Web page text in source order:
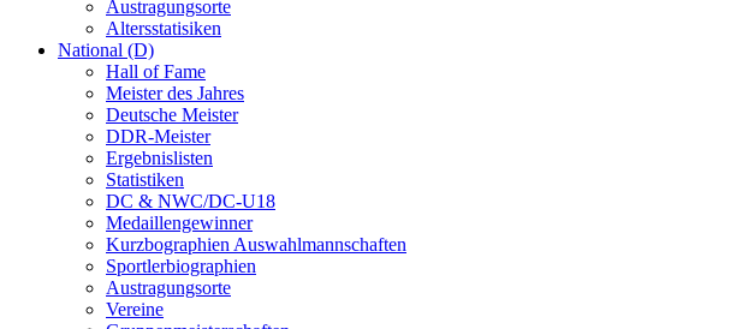
Austragungsorte
Altersstatisiken
National (D)
Hall of Fame
Meister des Jahres
Deutsche Meister
DDR-Meister
Ergebnislisten
Statistiken
DC & NWC/DC-U18
Medaillengewinner
Kurzbographien Auswahlmannschaften
Sportlerbiographien
Austragungsorte
Vereine